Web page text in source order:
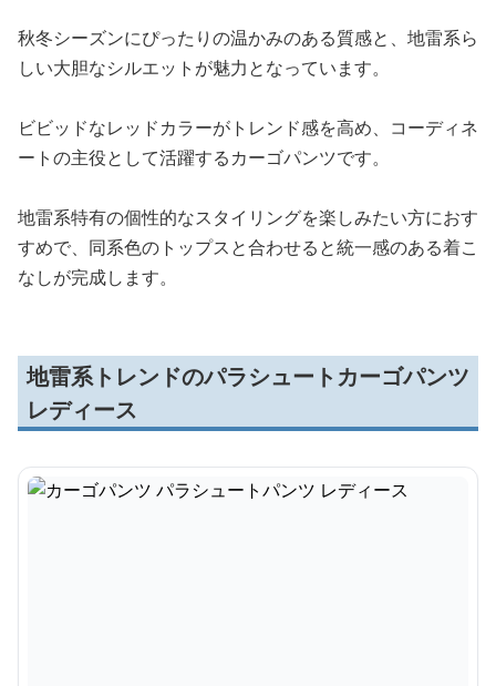
秋冬シーズンにぴったりの温かみのある質感と、地雷系ら
しい大胆なシルエットが魅力となっています。
ビビッドなレッドカラーがトレンド感を高め、コーディネ
ートの主役として活躍するカーゴパンツです。
地雷系特有の個性的なスタイリングを楽しみたい方におす
すめで、同系色のトップスと合わせると統一感のある着こ
なしが完成します。
地雷系トレンドのパラシュートカーゴパンツ
レディース